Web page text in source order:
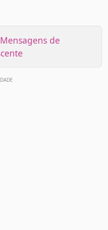
Mensagens de